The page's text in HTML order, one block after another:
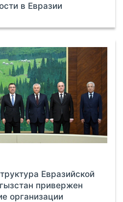
в Евразии
Евразийской
привержен
организации